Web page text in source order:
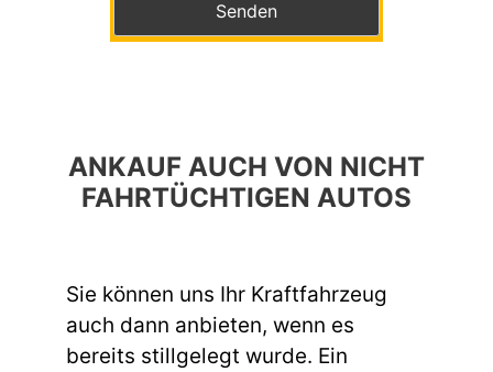
ANKAUF AUCH VON NICHT
FAHRTÜCHTIGEN AUTOS
Sie können uns Ihr Kraftfahrzeug
auch dann anbieten, wenn es
bereits stillgelegt wurde. Ein